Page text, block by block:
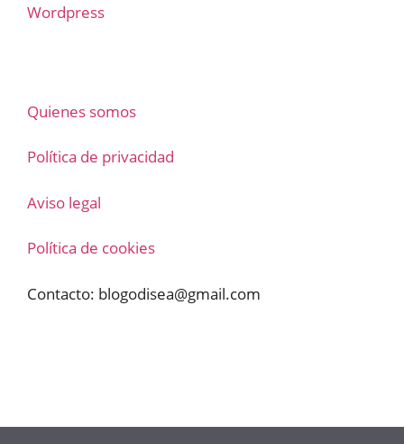
Wordpress
Quienes somos
Política de privacidad
Aviso legal
Política de cookies
Contacto: blogodisea@gmail.com